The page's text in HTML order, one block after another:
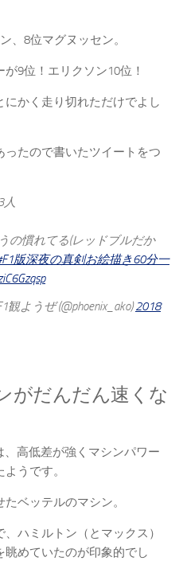
、8位マグヌッセン。
9位！エリクソン10位！
かく走り切れただけでよし
たので書いたツイートをつ
人
の慣れてる(レッドブルだか
版深夜の真剣お絵描き60分一
ようぜ (@phoenix_ako)2018
がだんだん速くな
、高低差が強くマシンパワー
うです。
ベッテルのマシン。
ハミルトン（とマックス）
めていたのが印象的でし